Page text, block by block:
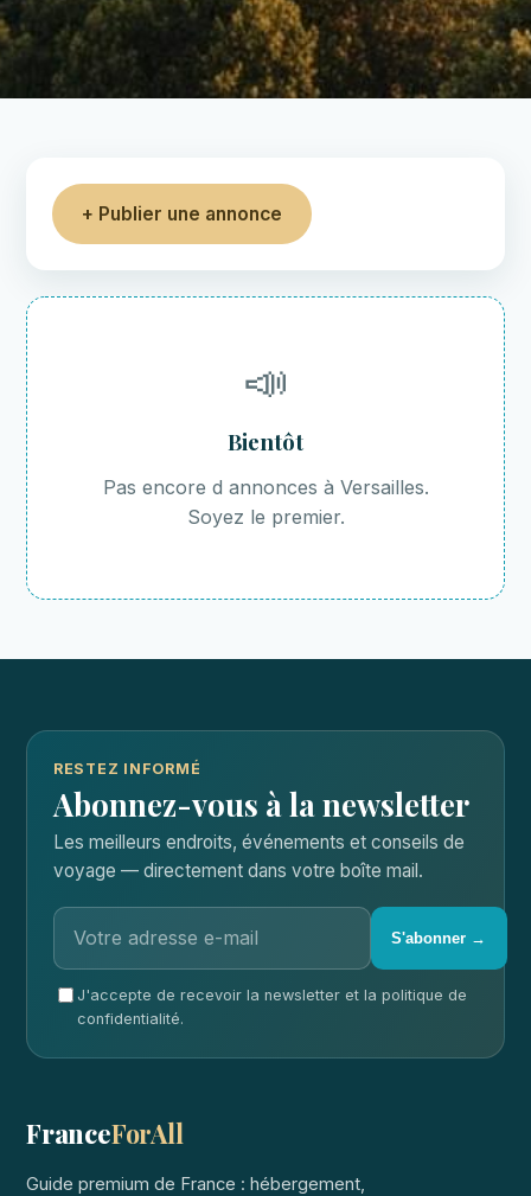
+ Publier une annonce
📣
Bientôt
Pas encore d annonces à Versailles.
Soyez le premier.
RESTEZ INFORMÉ
Abonnez-vous à la newsletter
Les meilleurs endroits, événements et conseils de
voyage — directement dans votre boîte mail.
S'abonner →
J'accepte de recevoir la newsletter et la politique de
confidentialité.
FranceForAll
Guide premium de France : hébergement,